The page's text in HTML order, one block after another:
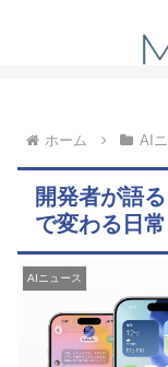
ホーム AI
開発者が語
で変わる日
AIニュース